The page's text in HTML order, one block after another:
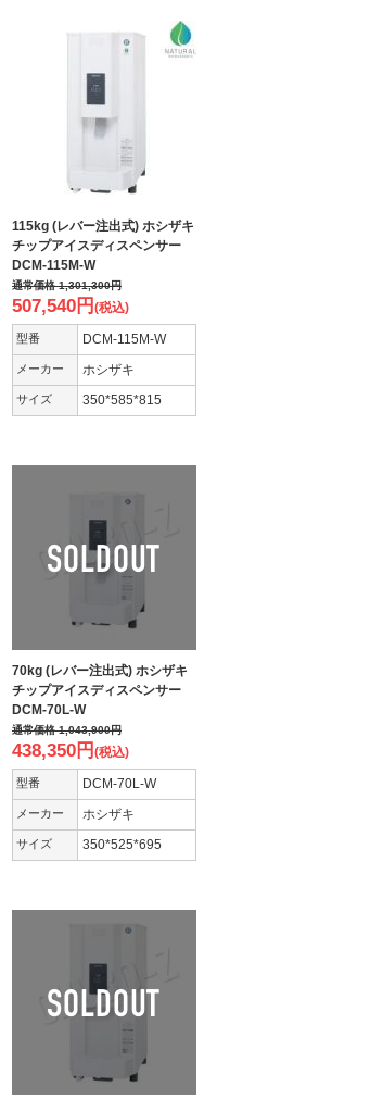
115kg (レバー注出式) ホシザキ
チップアイスディスペンサー
DCM-115M-W
通常価格1,301,300円
507,540円 (税込)
型番 DCM-115M-W
メーカー ホシザキ
サイズ 350*585*815
70kg (レバー注出式) ホシザキ
チップアイスディスペンサー
DCM-70L-W
通常価格1,043,900円
438,350円 (税込)
型番 DCM-70L-W
メーカー ホシザキ
サイズ 350*525*695